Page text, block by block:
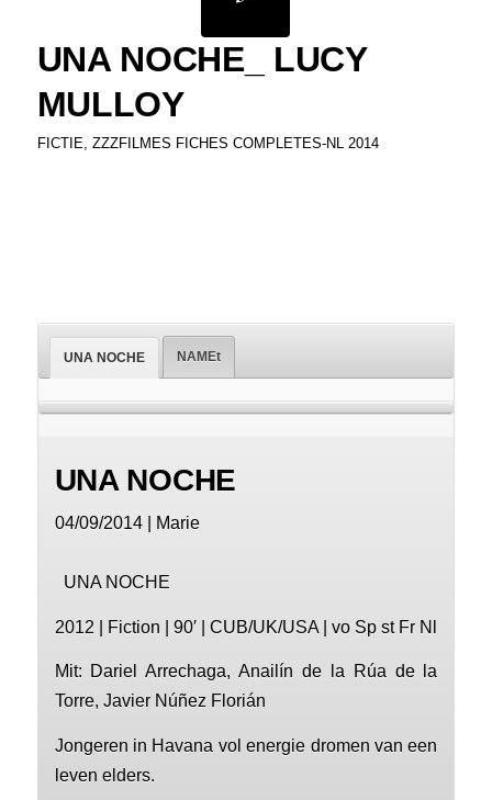
UNA NOCHE_ LUCY
MULLOY
FICTIE, ZZZFILMES FICHES COMPLETES-NL 2014
UNA NOCHE NAMEt
UNA NOCHE
04/09/2014 | Marie
UNA NOCHE
2012 | Fiction | 90′ | CUB/UK/USA | vo Sp st Fr Nl
Mit: Dariel Arrechaga, Anailín de la Rúa de la
Torre, Javier Núñez Florián
Jongeren in Havana vol energie dromen van een
leven elders.